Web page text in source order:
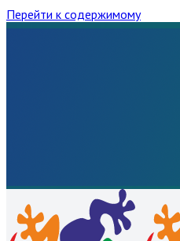
Перейти к содержимому